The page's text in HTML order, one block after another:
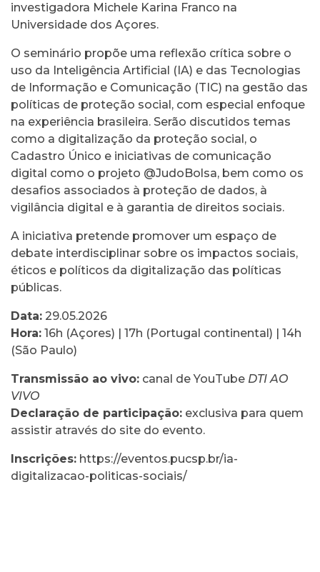
investigadora Michele Karina Franco na
Universidade dos Açores.
O seminário propõe uma reflexão crítica sobre o
uso da Inteligência Artificial (IA) e das Tecnologias
de Informação e Comunicação (TIC) na gestão das
políticas de proteção social, com especial enfoque
na experiência brasileira. Serão discutidos temas
como a digitalização da proteção social, o
Cadastro Único e iniciativas de comunicação
digital como o projeto @JudoBolsa, bem como os
desafios associados à proteção de dados, à
vigilância digital e à garantia de direitos sociais.
A iniciativa pretende promover um espaço de
debate interdisciplinar sobre os impactos sociais,
éticos e políticos da digitalização das políticas
públicas.
Data: 29.05.2026
Hora: 16h (Açores) | 17h (Portugal continental) | 14h
(São Paulo)
Transmissão ao vivo: canal de YouTube DTI AO
VIVO
Declaração de participação: exclusiva para quem
assistir através do site do evento.
Inscrições: https://eventos.pucsp.br/ia-
digitalizacao-politicas-sociais/